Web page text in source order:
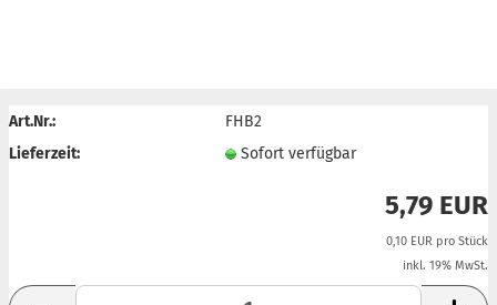
Art.Nr.:
FHB2
Lieferzeit:
Sofort verfügbar
5,79 EUR
0,10 EUR pro Stück
inkl. 19% MwSt.